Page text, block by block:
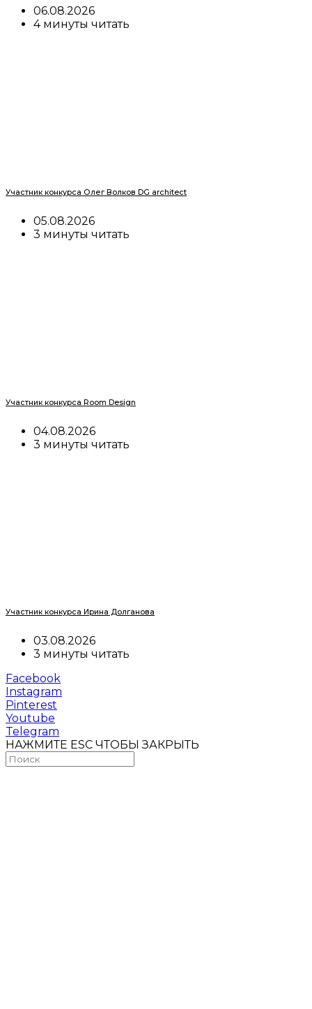
06.08.2026
4 минуты читать
Участник конкурса Олег Волков DG architect
05.08.2026
3 минуты читать
Участник конкурса Room Design
04.08.2026
3 минуты читать
Участник конкурса Ирина Долганова
03.08.2026
3 минуты читать
Facebook
Instagram
Pinterest
Youtube
Telegram
НАЖМИТЕ ESC ЧТОБЫ ЗАКРЫТЬ